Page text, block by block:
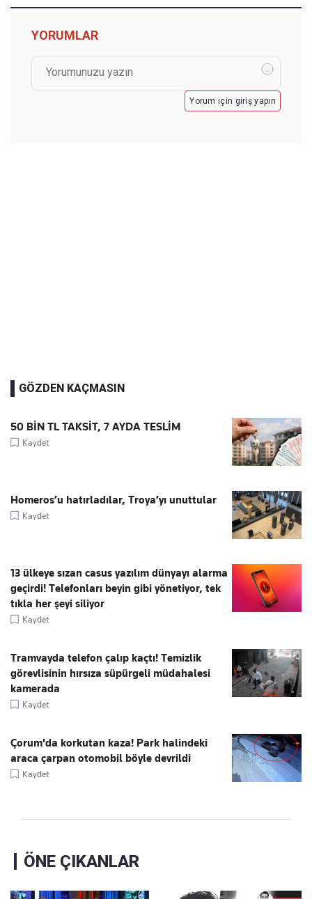
YORUMLAR
Yorum için giriş yapın
GÖZDEN KAÇMASIN
50 BİN TL TAKSİT, 7 AYDA TESLİM
Kaydet
Homeros’u hatırladılar, Troya’yı unuttular
Kaydet
13 ülkeye sızan casus yazılım dünyayı alarma
geçirdi! Telefonları beyin gibi yönetiyor, tek
tıkla her şeyi siliyor
Kaydet
Tramvayda telefon çalıp kaçtı! Temizlik
görevlisinin hırsıza süpürgeli müdahalesi
kamerada
Kaydet
Çorum'da korkutan kaza! Park halindeki
araca çarpan otomobil böyle devrildi
Kaydet
ÖNE ÇIKANLAR